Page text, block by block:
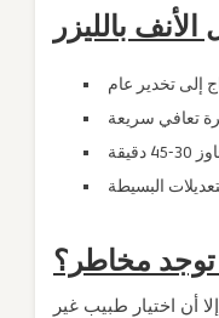
بالليزر
مخاطر؟
أن اختيار طبيب غير